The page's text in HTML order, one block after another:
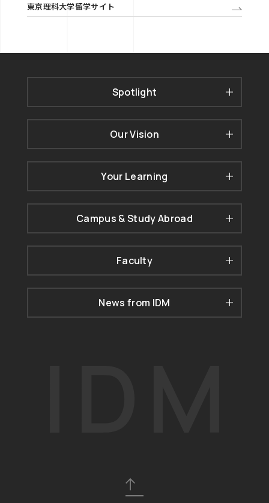
東京理科大学留学サイト
Spotlight
Our Vision
Your Learning
Campus & Study Abroad
Faculty
News from IDM